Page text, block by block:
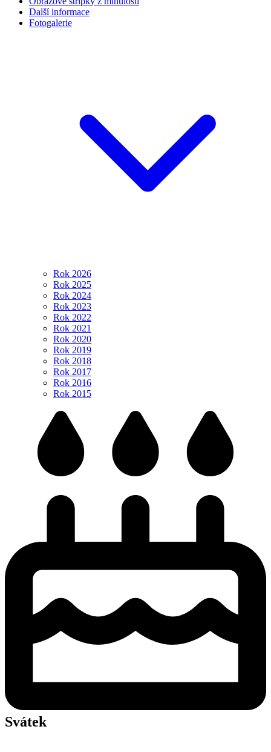
Další informace
Fotogalerie
Rok 2026
Rok 2025
Rok 2024
Rok 2023
Rok 2022
Rok 2021
Rok 2020
Rok 2019
Rok 2018
Rok 2017
Rok 2016
Rok 2015
Svátek